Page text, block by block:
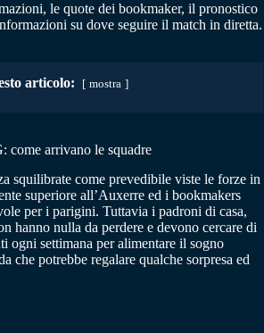
le quote dei bookmaker, il pronostico
su dove seguire il match in diretta.
articolo: mostra
come arrivano le squadre
squilibrate come prevedibile viste le forze in
superiore all’Auxerre ed i bookmakers
per i parigini. Tuttavia i padroni di casa,
hanno nulla da perdere e devono cercare di
ogni settimana per alimentare il sogno
che potrebbe regalare qualche sorpresa ed